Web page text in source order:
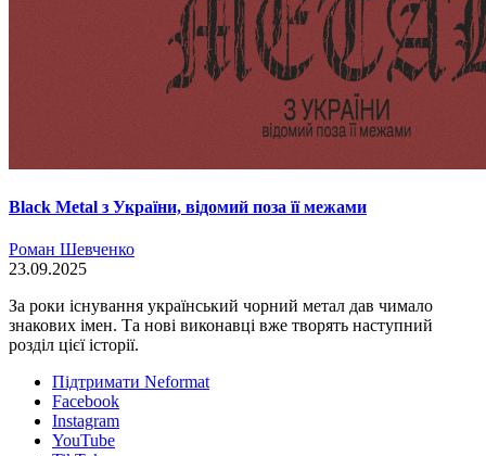
Black Metal з України, відомий поза її межами
Роман Шевченко
23.09.2025
За роки існування український чорний метал дав чимало
знакових імен. Та нові виконавці вже творять наступний
розділ цієї історії.
Підтримати Neformat
Facebook
Instagram
YouTube